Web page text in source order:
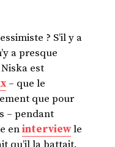
? S’il y a
a presque
est
– que le
que pour
– pendant
eninterviewle